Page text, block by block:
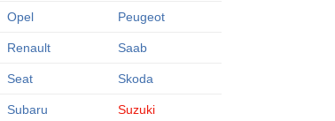
Opel Peugeot
Renault Saab
Seat Skoda
Subaru Suzuki